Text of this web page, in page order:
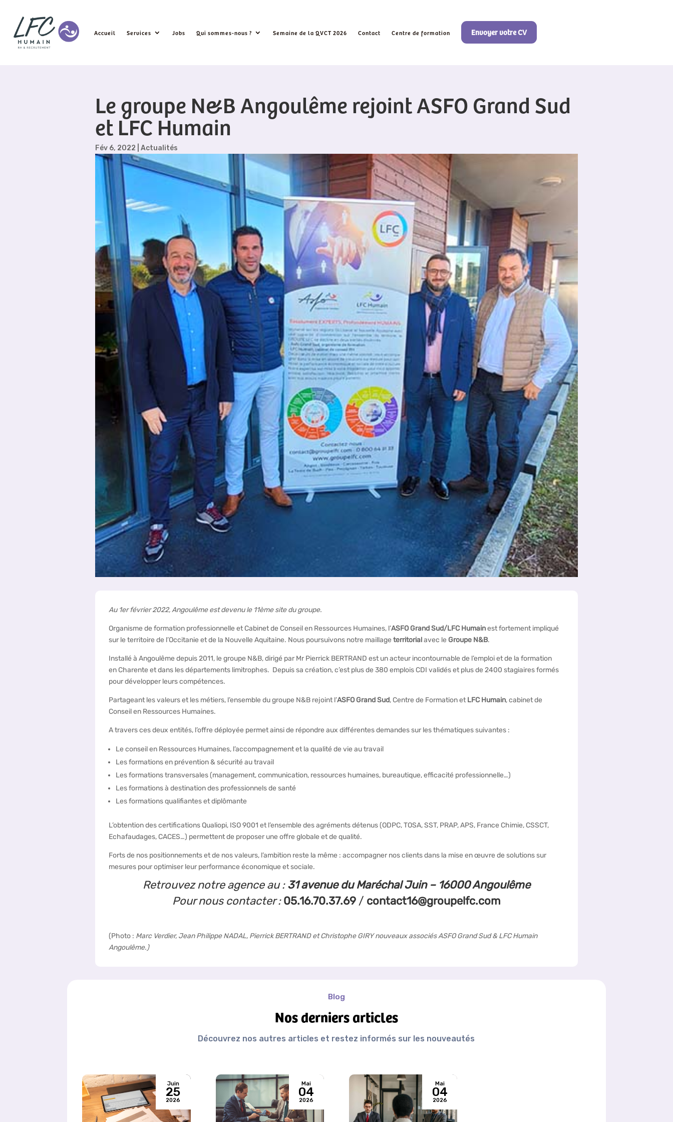
Accueil Services Jobs Qui sommes-nous ? Semaine de la QVCT 2026 Contact Centre de formation Envoyer votre CV
Le groupe N&B Angoulême rejoint ASFO Grand Sud
et LFC Humain
Fév 6, 2022 |Actualités
Au 1er février 2022, Angoulême est devenu le 11ème site du groupe.
Organisme de formation professionnelle et Cabinet de Conseil en Ressources Humaines, l’ASFO Grand Sud/LFC Humainest fortement impliqué
sur le territoire de l’Occitanie et de la Nouvelle Aquitaine. Nous poursuivons notre maillage territorialavec leGroupe N&B.
Installé à Angoulême depuis 2011, le groupe N&B, dirigé par Mr Pierrick BERTRAND est un acteur incontournable de l’emploi et de la formation
en Charente et dans les départements limitrophes. Depuis sa création, c’est plus de 380 emplois CDI validés et plus de 2400 stagiaires formés
pour développer leurs compétences.
Partageant les valeurs et les métiers, l’ensemble du groupe N&B rejoint l’ASFO Grand Sud, Centre de Formation et LFC Humain, cabinet de
Conseil en Ressources Humaines.
A travers ces deux entités, l’offre déployée permet ainsi de répondre aux différentes demandes sur les thématiques suivantes :
Le conseil en Ressources Humaines, l’accompagnement et la qualité de vie au travail
Les formations en prévention & sécurité au travail
Les formations transversales (management, communication, ressources humaines, bureautique, efficacité professionnelle…)
Les formations à destination des professionnels de santé
Les formations qualifiantes et diplômante
L’obtention des certifications Qualiopi, ISO 9001 et l’ensemble des agréments détenus (ODPC, TOSA, SST, PRAP, APS, France Chimie, CSSCT,
Echafaudages, CACES…) permettent de proposer une offre globale et de qualité.
Forts de nos positionnements et de nos valeurs, l’ambition reste la même : accompagner nos clients dans la mise en œuvre de solutions sur
mesures pour optimiser leur performance économique et sociale.
Retrouvez notre agence au :31 avenue du Maréchal Juin – 16000 Angoulême
Pour nous contacter :05.16.70.37.69 / contact16@groupelfc.com
(Photo : Marc Verdier, Jean Philippe NADAL, Pierrick BERTRAND et Christophe GIRY nouveaux associés ASFO Grand Sud & LFC Humain
Angoulême.)
Blog
Nos derniers articles
Découvrez nos autres articles et restez informés sur les nouveautés
Juin
25
2026
Mai
04
2026
Mai
04
2026